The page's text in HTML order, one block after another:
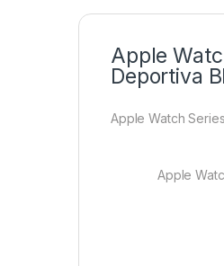
Apple
Deportiva
Apple Watch
Apple